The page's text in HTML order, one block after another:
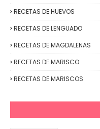
RECETAS DE HUEVOS
RECETAS DE LENGUADO
RECETAS DE MAGDALENAS
RECETAS DE MARISCO
RECETAS DE MARISCOS